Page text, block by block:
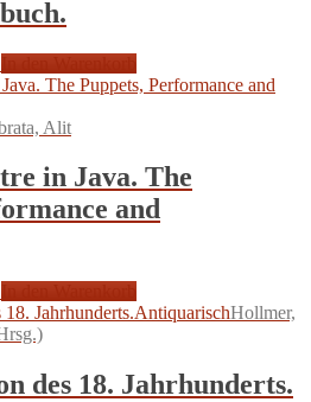
Alit
in Java. The
and
AntiquarischHollmer,
des 18. Jahrhunderts.